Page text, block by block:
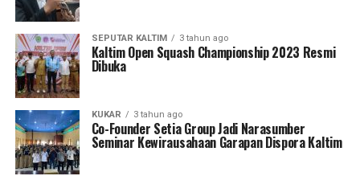
SEPUTAR KALTIM 3 tahun ago
Kaltim Open Squash Championship 2023 Resmi
Dibuka
KUKAR 3 tahun ago
Co-Founder Setia Group Jadi Narasumber
Seminar Kewirausahaan Garapan Dispora Kaltim